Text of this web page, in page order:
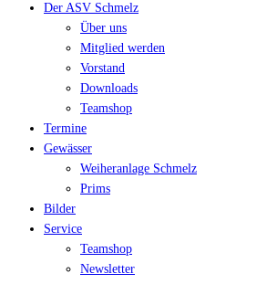
Der ASV Schmelz
Über uns
Mitglied werden
Vorstand
Downloads
Teamshop
Termine
Gewässer
Weiheranlage Schmelz
Prims
Bilder
Service
Teamshop
Newsletter